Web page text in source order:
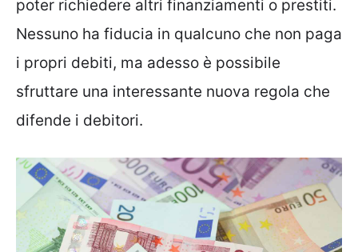
poter richiedere altri finanziamenti o prestiti.
Nessuno ha fiducia in qualcuno che non paga
i propri debiti, ma adesso è possibile
sfruttare una interessante nuova regola che
difende i debitori.